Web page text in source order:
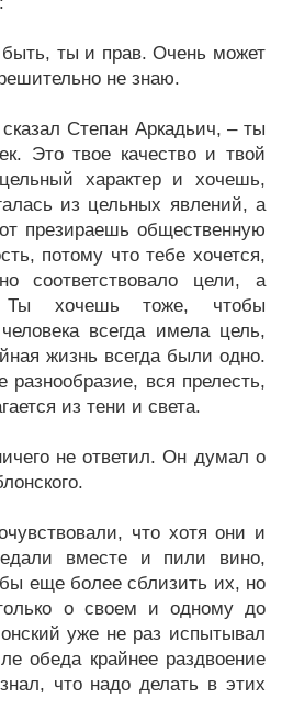
ты и прав. Очень может
не знаю.
Степан Аркадьич, – ты
Это твое качество и твой
характер и хочешь,
из цельных явлений, а
презираешь общественную
потому что тебе хочется,
соответствовало цели, а
Ты хочешь тоже, чтобы
всегда имела цель,
жизнь всегда были одно.
разнообразие, вся прелесть,
из тени и света.
не ответил. Он думал о
что хотя они и
вместе и пили вино,
еще более сблизить их, но
о своем и одному до
уже не раз испытывал
обеда крайнее раздвоение
что надо делать в этих